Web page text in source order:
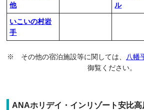
他
ル
いこいの村岩
手
※ その他の宿泊施設等に関しては、 八幡
御覧ください。
ANAホリデイ・インリゾート安比高